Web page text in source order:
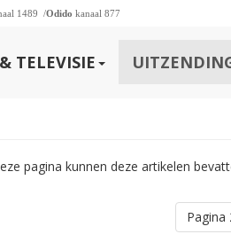
1489 /Odido kanaal 877
TELEVISIE
pagina kunnen deze artikelen
Pagina